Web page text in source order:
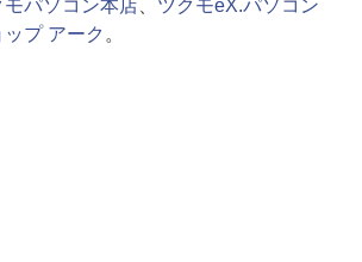
モパソコン本店、 ツクモeX.パソコン
プ アーク 。